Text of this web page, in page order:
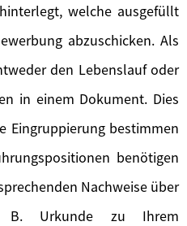
welche ausgefüllt
abzuschicken. Als
den Lebenslauf oder
in einem Dokument. Dies
Eingruppierung bestimmen
benötigen
Nachweise über
B. Urkunde zu Ihrem